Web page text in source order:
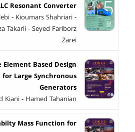
Resonant Converter
- Kioumars Shahriari -
Takarli - Seyed Fariborz
Zarei
Element Based Design
Large Synchronous
Generators
Kiani - Hamed Tahanian
Mass Function for